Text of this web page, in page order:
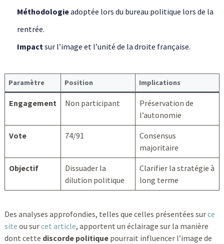
Méthodologieadoptée lors du bureau politique lors de la
rentrée.
Impactsur l’image et l’unité de la droite française.
Paramètre Position Implications
Engagement Non participant
Préservation de
l’autonomie
Vote 74/91
Consensus
majoritaire
Objectif
Dissuader la
dilution politique
Clarifier la stratégie à
long terme
Des analyses approfondies, telles que celles présentées surce
site ou surcet article, apportent un éclairage sur la manière
dont cette discorde politiquepourrait influencer l’image de